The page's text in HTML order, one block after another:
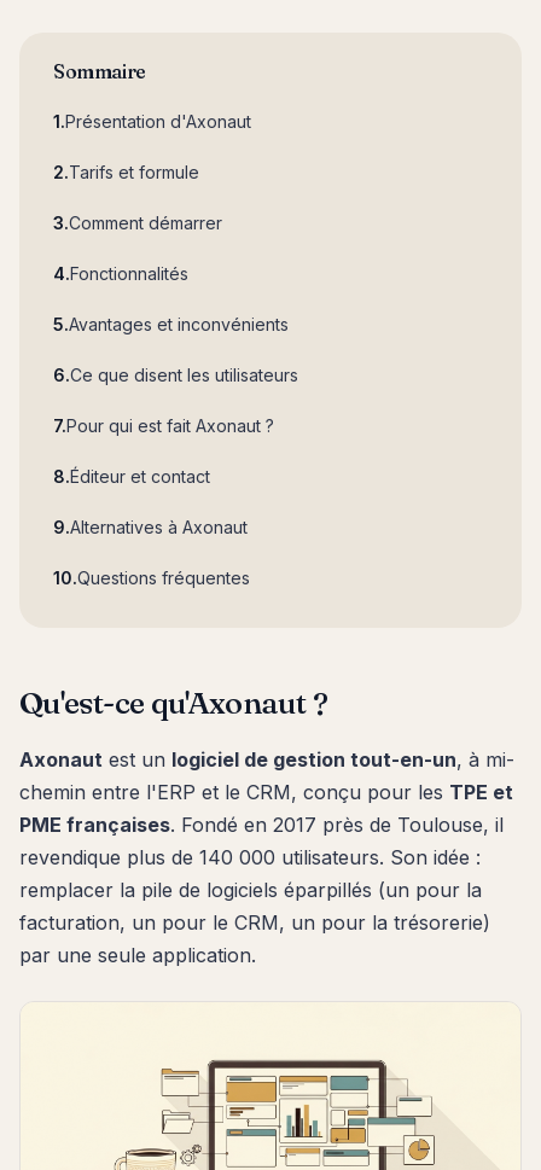
Sommaire
Présentation d'Axonaut
Tarifs et formule
Comment démarrer
Fonctionnalités
Avantages et inconvénients
Ce que disent les utilisateurs
Pour qui est fait Axonaut ?
Éditeur et contact
Alternatives à Axonaut
Questions fréquentes
Qu'est-ce qu'Axonaut ?
Axonaut est un logiciel de gestion tout-en-un, à mi-
chemin entre l'ERP et le CRM, conçu pour les TPE et
PME françaises. Fondé en 2017 près de Toulouse, il
revendique plus de 140 000 utilisateurs. Son idée :
remplacer la pile de logiciels éparpillés (un pour la
facturation, un pour le CRM, un pour la trésorerie)
par une seule application.